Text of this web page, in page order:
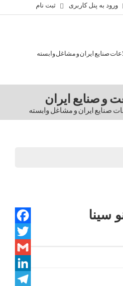
ورود به پنل کاربری ثبت نام
و صنایع ایران
صنایع ایران و مشاغل وابسته
سینا
Facebook
Twitter
Gmail
LinkedIn